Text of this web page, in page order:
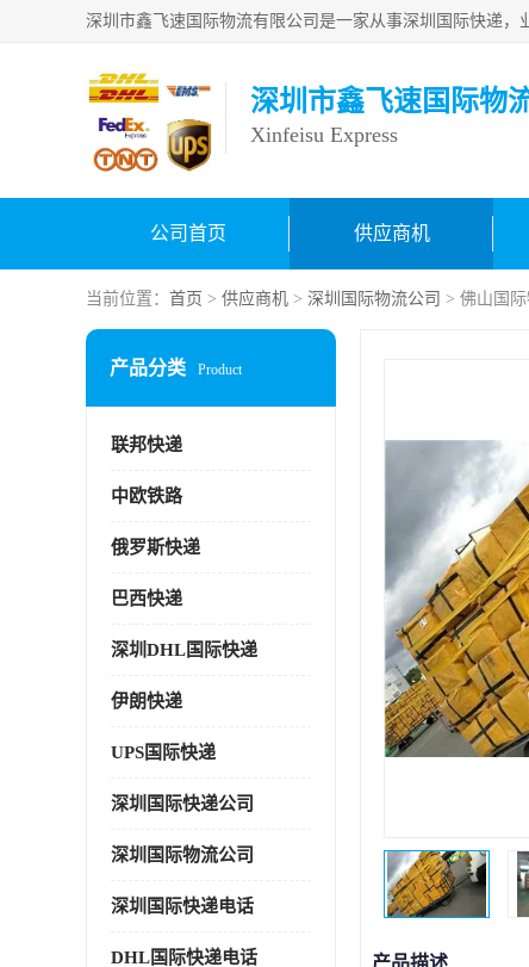
深圳市鑫飞速国际物
Xinfeisu Express
公司首页 供应商机
当前位置： 首页 > 供应商机 > 深圳国际物流公司 > 佛山国际
产品分类 Product
联邦快递
中欧铁路
俄罗斯快递
巴西快递
深圳DHL国际快递
伊朗快递
UPS国际快递
深圳国际快递公司
深圳国际物流公司
深圳国际快递电话
DHL国际快递电话 产品描述